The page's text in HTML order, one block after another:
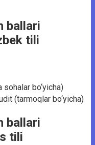
ballari
tili
bo‘yicha)
(tarmoqlar bo‘yicha)
ballari
tili